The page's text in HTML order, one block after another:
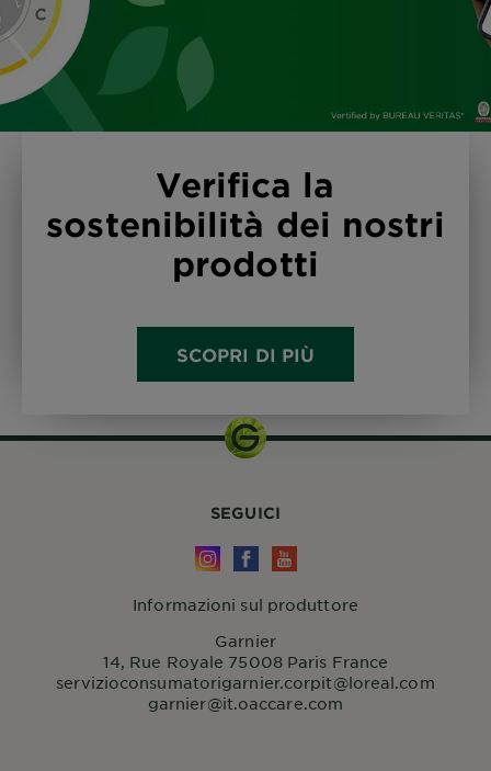
Verifica la
sostenibilità dei nostri
prodotti
SCOPRI DI PIÙ
SEGUICI
Informazioni sul produttore
Garnier
14, Rue Royale 75008 Paris France
servizioconsumatorigarnier.corpit@loreal.com
garnier@it.oaccare.com